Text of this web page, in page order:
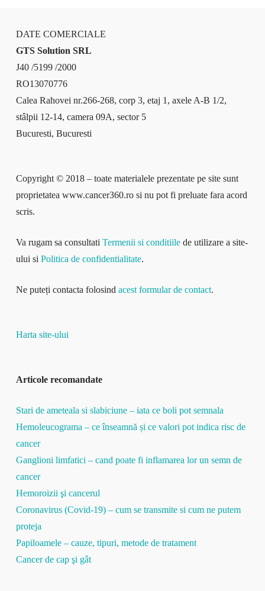
DATE COMERCIALE
GTS Solution SRL
J40 /5199 /2000
RO13070776
Calea Rahovei nr.266-268, corp 3, etaj 1, axele A-B 1/2,
stâlpii 12-14, camera 09A, sector 5
Bucuresti, Bucuresti
Copyright © 2018 – toate materialele prezentate pe site sunt
proprietatea www.cancer360.ro si nu pot fi preluate fara acord
scris.
Va rugam sa consultati Termenii si conditiilede utilizare a site-
ului si Politica de confidentialitate.
Ne puteți contacta folosind acest formular de contact.
Harta site-ului
Articole recomandate
Stari de ameteala si slabiciune – iata ce boli pot semnala
Hemoleucograma – ce înseamnă și ce valori pot indica risc de
cancer
Ganglioni limfatici – cand poate fi inflamarea lor un semn de
cancer
Hemoroizii şi cancerul
Coronavirus (Covid-19) – cum se transmite si cum ne putem
proteja
Papiloamele – cauze, tipuri, metode de tratament
Cancer de cap şi gât